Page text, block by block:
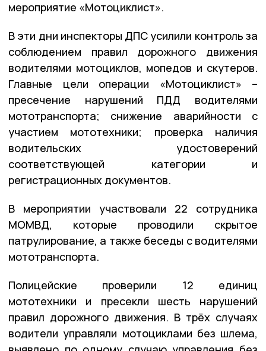
мероприятие «Мотоциклист».
В эти дни инспекторы ДПС усилили контроль за
соблюдением правил дорожного движения
водителями мотоциклов, мопедов и скутеров.
Главные цели операции «Мотоциклист» –
пресечение нарушений ПДД водителями
мототранспорта; снижение аварийности с
участием мототехники; проверка наличия
водительских удостоверений
соответствующей категории и
регистрационных документов.
В мероприятии участвовали 22 сотрудника
МОМВД, которые проводили скрытое
патрулирование, а также беседы с водителями
мототранспорта.
Полицейские проверили 12 единиц
мототехники и пресекли шесть нарушений
правил дорожного движения. В трёх случаях
водители управляли мотоциклами без шлема,